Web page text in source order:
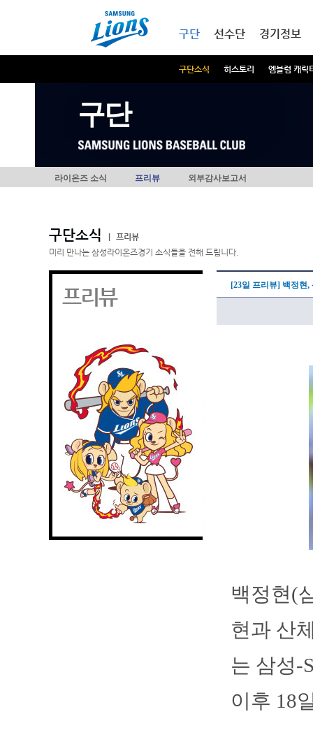
구단
구단소식 히스토리 엠블럼 캐릭
선수단 경기정보
구단
라이온즈 소식 프리뷰 외부감사보고서
구단소식
프리뷰
미리 만나는 삼성라이온즈경기 소식들을 전해 드립니다.
프리뷰 [23일 프리뷰] 백정현
백정현(
현과 산
는 삼성-
이후 18